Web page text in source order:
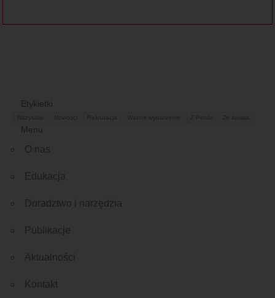
Etykietki
Nowości Rekrutacja
Menu
O nas
Edukacja
Doradztwo i narzędzia
Publikacje
Aktualności
Kontakt